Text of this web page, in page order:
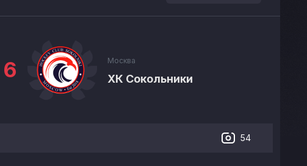
Москва
ХК Сокольники
6
54